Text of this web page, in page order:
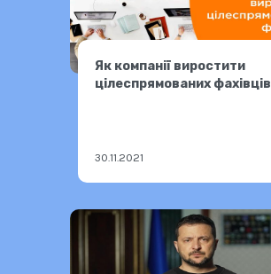
Як компанії виростити
цілеспрямованих фахівців
30.11.2021